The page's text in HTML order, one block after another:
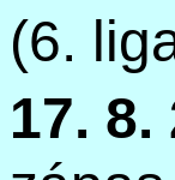
(6.
17. 8.